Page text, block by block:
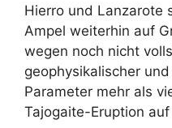
Hierro und Lanzarote
Ampel weiterhin auf
wegen noch nicht
geophysikalischer
Parameter mehr als
Tajogaite-Eruption auf